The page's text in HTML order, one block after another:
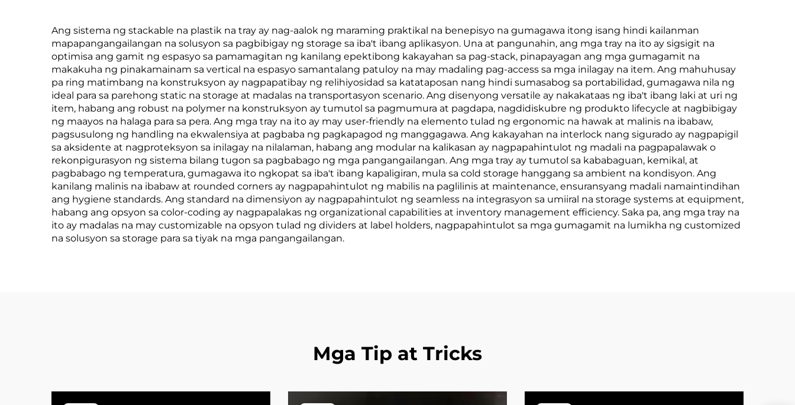
Ang sistema ng stackable na plastik na tray ay nag-aalok ng maraming praktikal na benepisyo na gumagawa itong isang hindi kailanman
mapapangangailangan na solusyon sa pagbibigay ng storage sa iba't ibang aplikasyon. Una at pangunahin, ang mga tray na ito ay sigsigit na
optimisa ang gamit ng espasyo sa pamamagitan ng kanilang epektibong kakayahan sa pag-stack, pinapayagan ang mga gumagamit na
makakuha ng pinakamainam sa vertical na espasyo samantalang patuloy na may madaling pag-access sa mga inilagay na item. Ang mahuhusay
pa ring matimbang na konstruksyon ay nagpapatibay ng relihiyosidad sa katataposan nang hindi sumasabog sa portabilidad, gumagawa nila ng
ideal para sa parehong static na storage at madalas na transportasyon scenario. Ang disenyong versatile ay nakakataas ng iba't ibang laki at uri ng
item, habang ang robust na polymer na konstruksyon ay tumutol sa pagmumura at pagdapa, nagdidiskubre ng produkto lifecycle at nagbibigay
ng maayos na halaga para sa pera. Ang mga tray na ito ay may user-friendly na elemento tulad ng ergonomic na hawak at malinis na ibabaw,
pagsusulong ng handling na ekwalensiya at pagbaba ng pagkapagod ng manggagawa. Ang kakayahan na interlock nang sigurado ay nagpapigil
sa aksidente at nagproteksyon sa inilagay na nilalaman, habang ang modular na kalikasan ay nagpapahintulot ng madali na pagpapalawak o
rekonpigurasyon ng sistema bilang tugon sa pagbabago ng mga pangangailangan. Ang mga tray ay tumutol sa kababaguan, kemikal, at
pagbabago ng temperatura, gumagawa ito ngkopat sa iba't ibang kapaligiran, mula sa cold storage hanggang sa ambient na kondisyon. Ang
kanilang malinis na ibabaw at rounded corners ay nagpapahintulot ng mabilis na paglilinis at maintenance, ensuransyang madali namaintindihan
ang hygiene standards. Ang standard na dimensiyon ay nagpapahintulot ng seamless na integrasyon sa umiiral na storage systems at equipment,
habang ang opsyon sa color-coding ay nagpapalakas ng organizational capabilities at inventory management efficiency. Saka pa, ang mga tray na
ito ay madalas na may customizable na opsyon tulad ng dividers at label holders, nagpapahintulot sa mga gumagamit na lumikha ng customized
na solusyon sa storage para sa tiyak na mga pangangailangan.
Mga Tip at Tricks